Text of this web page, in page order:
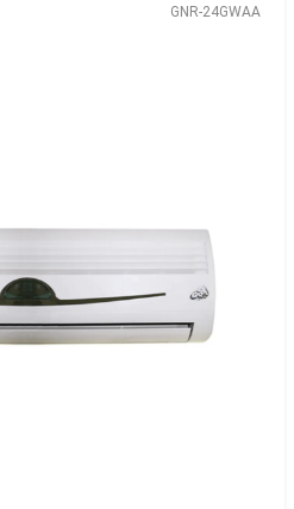
GNR-24GWAA